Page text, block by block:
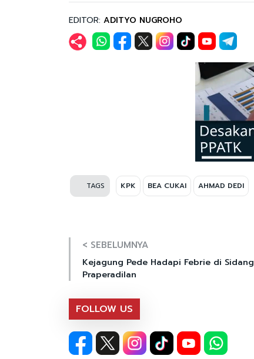
EDITOR: ADITYO NUGROHO
TAGS KPK BEA CUKAI AHMAD DEDI
< SEBELUMNYA
Kejagung Pede Hadapi Febrie di Sidang
Praperadilan
FOLLOW US